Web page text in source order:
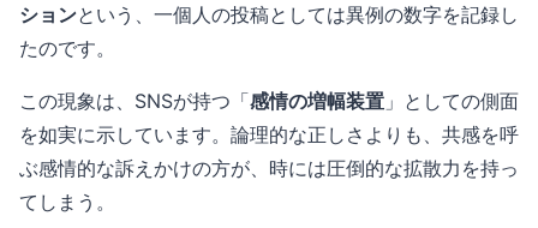
ションという、一個人の投稿としては異例の数字を記録し
たのです。
この現象は、SNSが持つ「感情の増幅装置 」としての側面
を如実に示しています。論理的な正しさよりも、共感を呼
ぶ感情的な訴えかけの方が、時には圧倒的な拡散力を持っ
てしまう。